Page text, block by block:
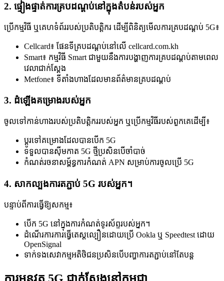
2. ផ្ទៀងផ្ទាត់ការគ្របដណ្តប់នៅក្នុងតំបន់របស់អ្នក
ប្រើកម្មវិធី ឬគេហទំព័ររបស់ប្រតិបត្តិករ ដើម្បីពិនិត្យមើលការគ្របដណ្តប់ 5G៖
Cellcard៖ ផែនទីគ្របដណ្តប់នៅលើ cellcard.com.kh
Smart៖ កម្មវិធី Smart ជាមួយនឹងការបង្ហាញការគ្របដណ្តប់តាមពេល
វេលាជាក់ស្តែង
Metfone៖ ទីតាំងហាងដែលមានព័ត៌មានគ្របដណ្តប់
3. ដំឡើងគម្រោងរបស់អ្នក
ចូលទៅកាន់ហាងរបស់ប្រតិបត្តិកររបស់អ្នក ឬប្រើកម្មវិធីរបស់ពួកគេដើម្បី៖
ប្តូរទៅគម្រោងដែលបានបើក 5G
ទទួលបានស៊ីមកាត 5G ថ្មីប្រសិនបើចាំបាច់
កំណត់រចនាសម្ព័ន្ធការកំណត់ APN សម្រាប់ការចូលប្រើ 5G
4. សាកល្បងការតភ្ជាប់ 5G របស់អ្នក។
បន្ទាប់ពីការធ្វើឱ្យសកម្ម៖
បើក 5G នៅក្នុងការកំណត់ទូរស័ព្ទរបស់អ្នក។
ដំណើរការការធ្វើតេស្តល្បឿនដោយប្រើ Ookla ឬ Speedtest ដោយ
OpenSignal
ទាក់ទងសេវាកម្មអតិថិជនប្រសិនបើបញ្ហាការតភ្ជាប់នៅតែបន្ត